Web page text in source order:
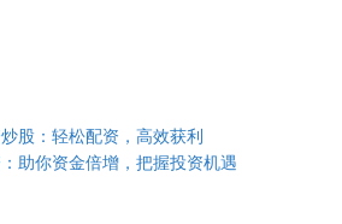
股：轻松配资，高效获利
助你资金倍增，把握投资机遇